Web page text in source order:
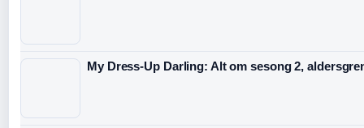
My Dress-Up Darling: Alt om sesong 2,